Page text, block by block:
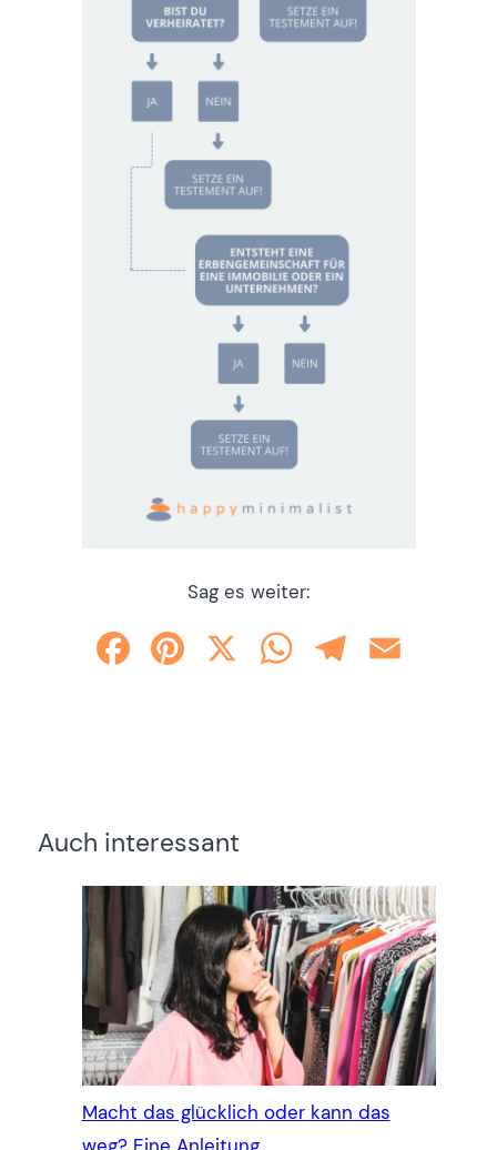
Sag es weiter:
FacebookPinterest WhatsAppTelegram
Auch interessant
Macht das glücklich oder kann das